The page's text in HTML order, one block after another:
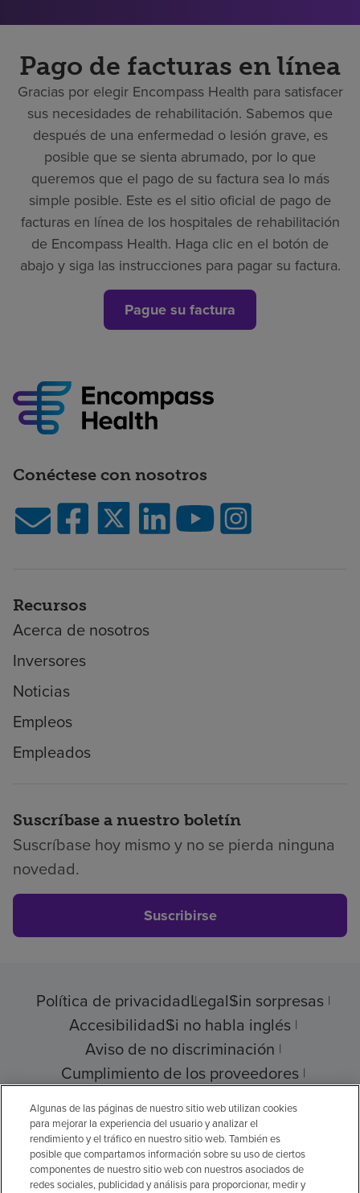
Pago de facturas en línea
Gracias por elegir Encompass Health para satisfacer
sus necesidades de rehabilitación. Sabemos que
después de una enfermedad o lesión grave, es
posible que se sienta abrumado, por lo que
queremos que el pago de su factura sea lo más
simple posible. Este es el sitio oficial de pago de
facturas en línea de los hospitales de rehabilitación
de Encompass Health. Haga clic en el botón de
abajo y siga las instrucciones para pagar su factura.
Pague su factura
Conéctese con nosotros
Recursos
Acerca de nosotros
Inversores
Noticias
Empleos
Empleados
Suscríbase a nuestro boletín
Suscríbase hoy mismo y no se pierda ninguna
novedad.
Suscribirse
Política de privacidadLegalSin sorpresas
AccesibilidadSi no habla inglés
Aviso de no discriminación
Cumplimiento de los proveedores
Transparencia de precios
© 2026 Encompass Health Corporation
Algunas de las páginas de nuestro sitio web utilizan cookies
para mejorar la experiencia del usuario y analizar el
rendimiento y el tráfico en nuestro sitio web. También es
posible que compartamos información sobre su uso de ciertos
componentes de nuestro sitio web con nuestros asociados de
redes sociales, publicidad y análisis para proporcionar, medir y